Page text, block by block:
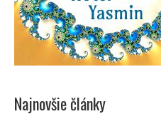
Najnovšie články